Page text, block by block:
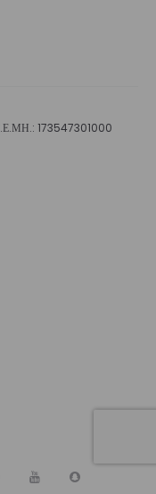
173547301000